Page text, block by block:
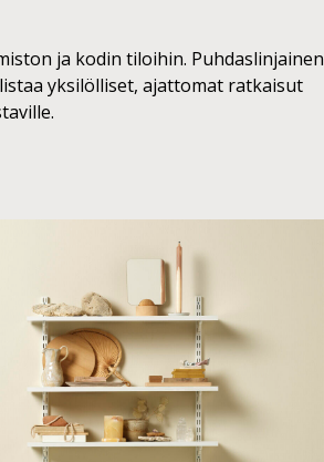
ja kodin tiloihin. Puhdaslinjainen
yksilölliset, ajattomat ratkaisut